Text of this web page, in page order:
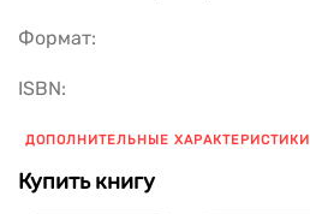
Формат:
ISBN:
ДОПОЛНИТЕЛЬНЫЕ ХАРАКТЕРИСТИКИ
Купить книгу